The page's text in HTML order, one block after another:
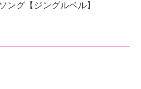
ング【ジングルベル】